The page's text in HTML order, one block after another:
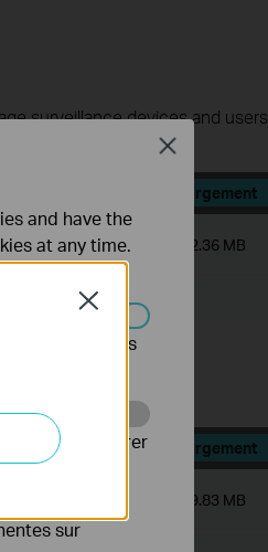
surveillance devices and users
Téléchargement
Taille du fichier: 522.36 MB
PC Client.
Téléchargement
559.83 MB
Close
and have the
at any time.
être désactivés
pour améliorer
publicitaires
sur
Close